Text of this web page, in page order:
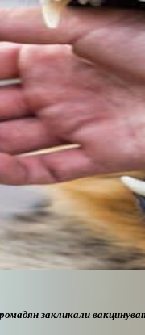
закликали